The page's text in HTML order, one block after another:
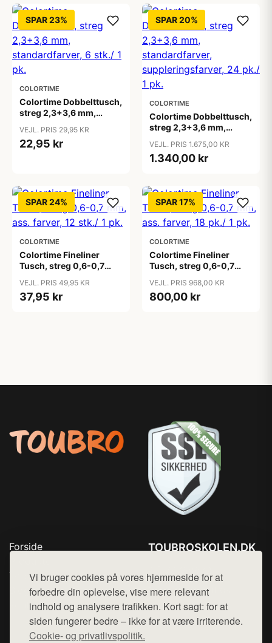
Vi bruger cookies på vores hjemmeside for at
forbedre din oplevelse, vise mere relevant
indhold og analysere trafikken. Kort sagt: for at
siden fungerer bedre – ikke for at være irriterende.
Cookie- og privatlivspolitik.
SPAR 23%
COLORTIME
Colortime Dobbelttusch,
streg 2,3+3,6 mm,
pk.
VEJL. PRIS 29,95 KR
22,95 kr
SPAR 20%
COLORTIME
Colortime Dobbelttusch,
streg 2,3+3,6 mm,
suppleringsfarver, 24
pk./ 1 pk.
VEJL. PRIS 1.675,00 KR
1.340,00 kr
SPAR 24%
COLORTIME
Colortime Fineliner
Tusch, streg 0,6-0,7
pk.
VEJL. PRIS 49,95 KR
37,95 kr
SPAR 17%
COLORTIME
Colortime Fineliner
Tusch, streg 0,6-0,7
pk.
VEJL. PRIS 968,00 KR
800,00 kr
Forside
Top Rabatter
Blog
Kontakt
TOUBROSKOLEN.DK
Mail: hej@want.dk
Cookie- og privatlivspolitik